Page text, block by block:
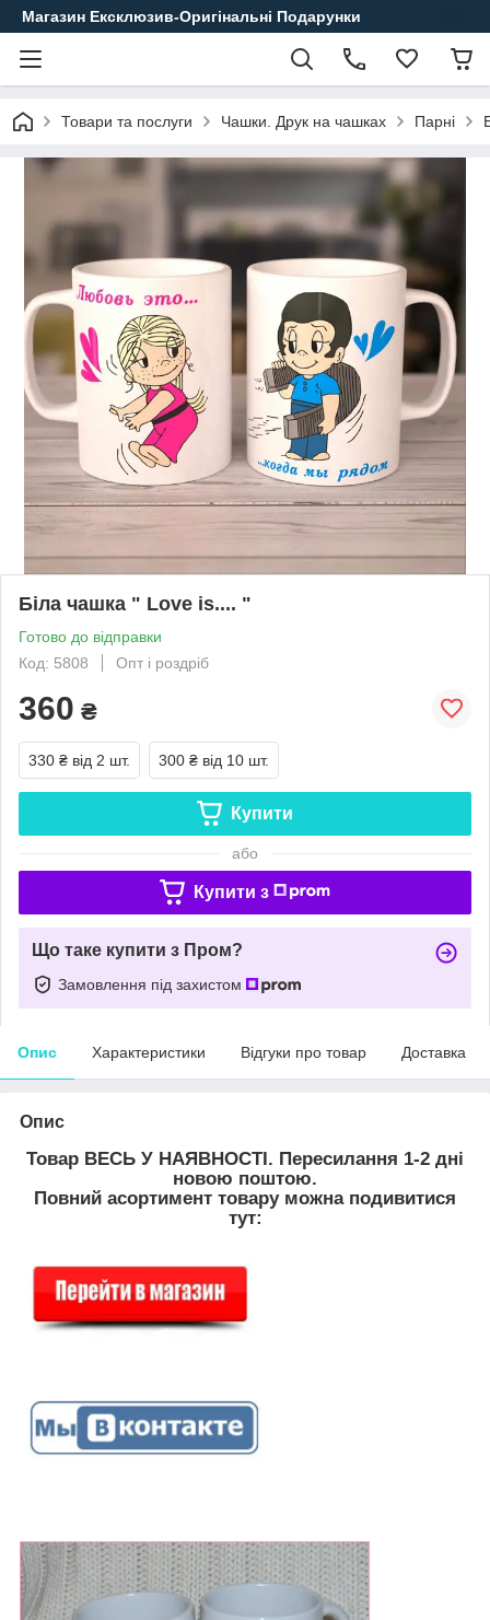
Магазин Ексклюзив-Оригінальні Подарунки
Товари та послуги Чашки. Друк на чашках Парні
Біла чашка " Love is.... "
Готово до відправки
Код: 5808
Опт і роздріб
360 ₴
330 ₴ від 2 шт. 300 ₴ від 10 шт.
Купити
або
Купити з
Що таке купити з Пром?
Замовлення під захистом
Опис Характеристики Відгуки про товар Доставка
Опис
Товар ВЕСЬ У НАЯВНОСТІ. Пересилання 1-2 дні
новою поштою.
Повний асортимент товару можна подивитися
тут: